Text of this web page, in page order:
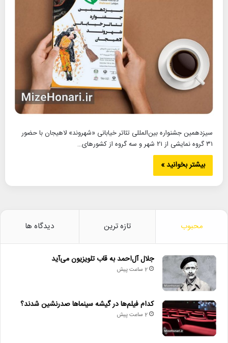
سیزدهمین جشنواره بین‌المللی تئاتر خیابانی «شهروند» لاهیجان با حضور
۳۱ گروه نمایشی از ۲۱ شهر و سه گروه از کشورهای…
بیشتر بخوانید »
محبوب تازه ترین دیدگاه ها
جلال آل‌احمد به قاب تلویزیون می‌آید
2 ساعت پیش
کدام فیلم‌ها در گیشه سینماها صدرنشین شدند؟
2 ساعت پیش